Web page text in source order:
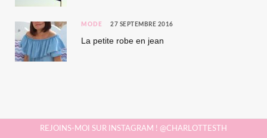
MODE 27 SEPTEMBRE 2016
La petite robe en jean
REJOINS-MOI SUR INSTAGRAM ! @CHARLOTTESTH